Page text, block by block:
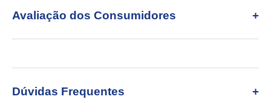
Avaliação dos Consumidores
Dúvidas Frequentes